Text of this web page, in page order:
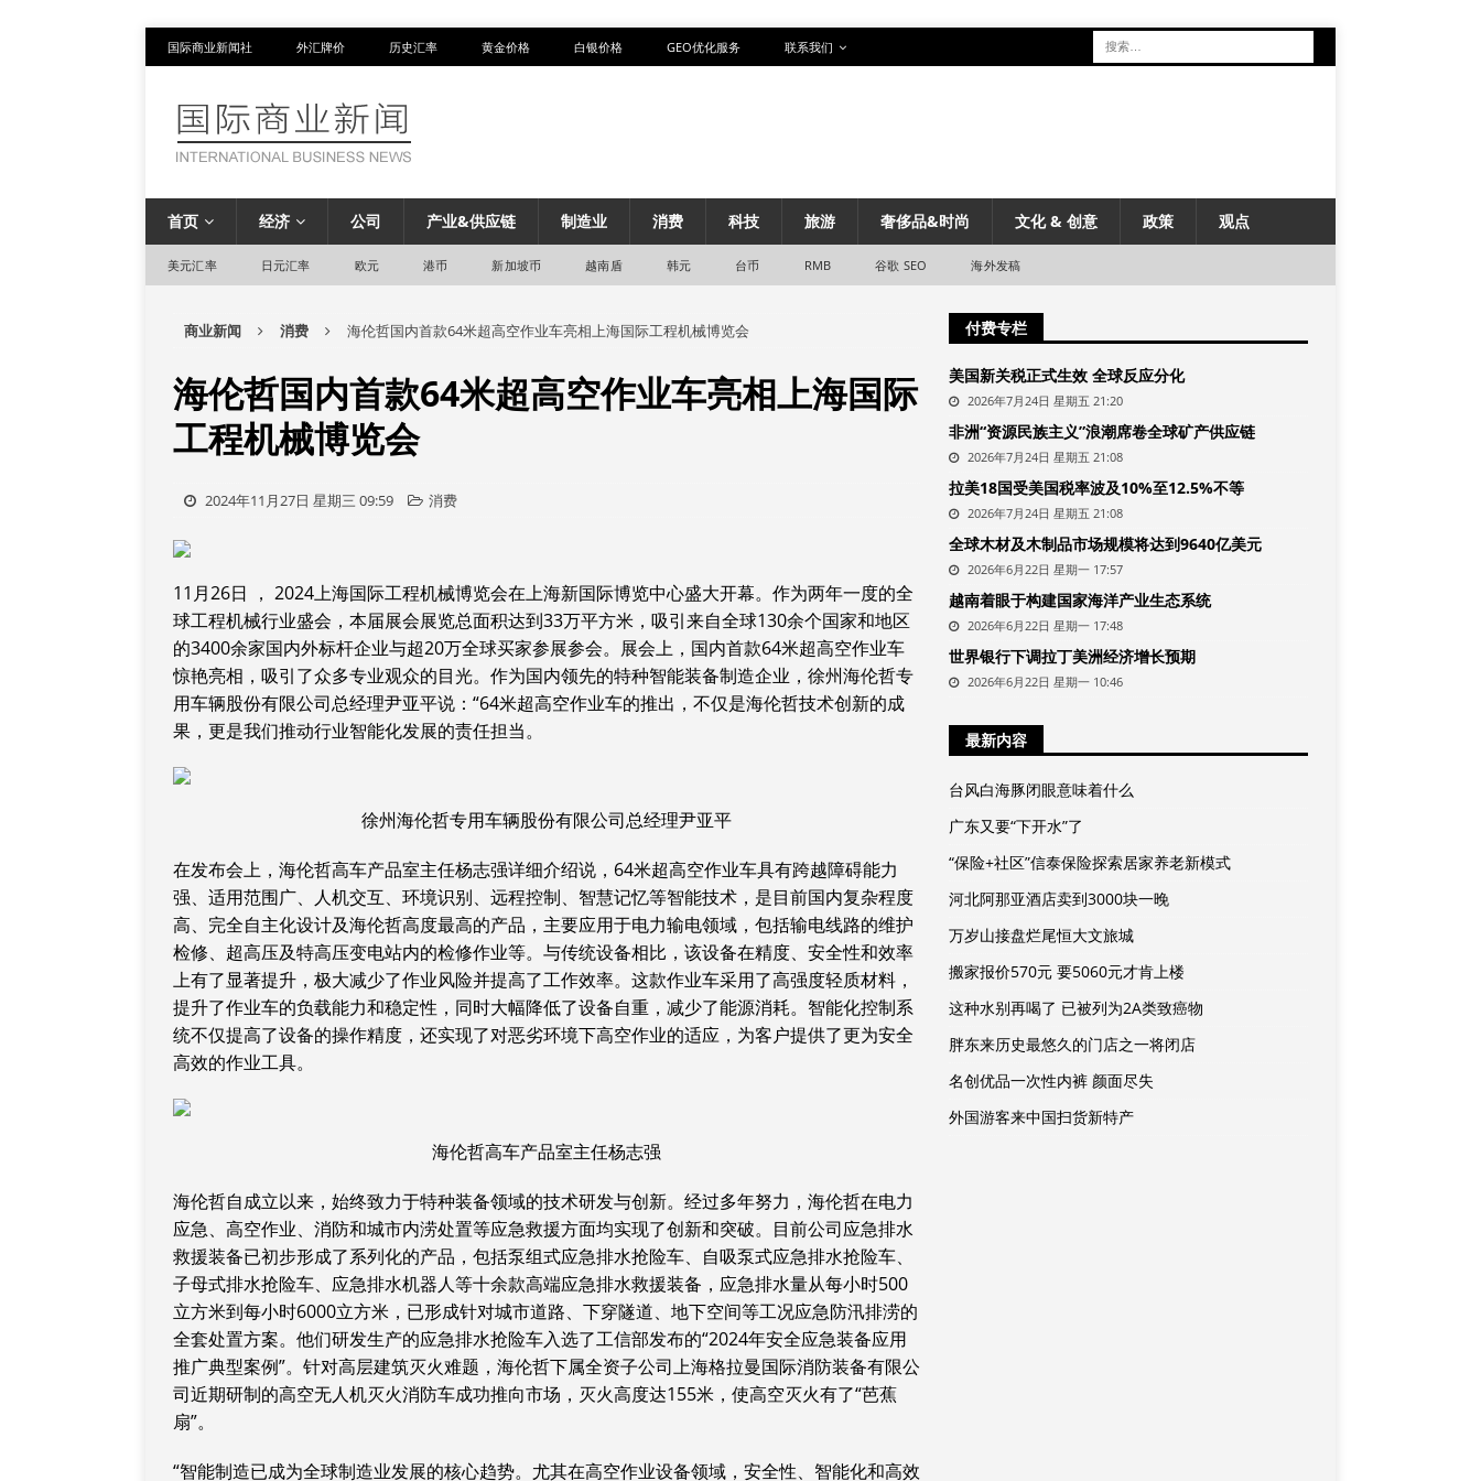
国际商业新闻社 外汇牌价 历史汇率 黄金价格 白银价格 GEO优化服务 联系我们
首页 经济 公司 产业&供应链 制造业 消费 科技 旅游 奢侈品&时尚 文化 & 创意 政策 观点
美元汇率 日元汇率 欧元 港币 新加坡币 越南盾 韩元 台币 RMB 谷歌 SEO 海外发稿
商业新闻 消费 海伦哲国内首款64米超高空作业车亮相上海国际工程机械博览会
海伦哲国内首款64米超高空作业车亮相上海国际
工程机械博览会
2024年11月27日 星期三 09:59 消费
11月26日 ， 2024上海国际工程机械博览会在上海新国际博览中心盛大开幕。作为两年一度的全
球工程机械行业盛会，本届展会展览总面积达到33万平方米，吸引来自全球130余个国家和地区
的3400余家国内外标杆企业与超20万全球买家参展参会。展会上，国内首款64米超高空作业车
惊艳亮相，吸引了众多专业观众的目光。作为国内领先的特种智能装备制造企业，徐州海伦哲专
用车辆股份有限公司总经理尹亚平说：“64米超高空作业车的推出，不仅是海伦哲技术创新的成
果，更是我们推动行业智能化发展的责任担当。
徐州海伦哲专用车辆股份有限公司总经理尹亚平
在发布会上，海伦哲高车产品室主任杨志强详细介绍说，64米超高空作业车具有跨越障碍能力
强、适用范围广、人机交互、环境识别、远程控制、智慧记忆等智能技术，是目前国内复杂程度
高、完全自主化设计及海伦哲高度最高的产品，主要应用于电力输电领域，包括输电线路的维护
检修、超高压及特高压变电站内的检修作业等。与传统设备相比，该设备在精度、安全性和效率
上有了显著提升，极大减少了作业风险并提高了工作效率。这款作业车采用了高强度轻质材料，
提升了作业车的负载能力和稳定性，同时大幅降低了设备自重，减少了能源消耗。智能化控制系
统不仅提高了设备的操作精度，还实现了对恶劣环境下高空作业的适应，为客户提供了更为安全
高效的作业工具。
海伦哲高车产品室主任杨志强
海伦哲自成立以来，始终致力于特种装备领域的技术研发与创新。经过多年努力，海伦哲在电力
应急、高空作业、消防和城市内涝处置等应急救援方面均实现了创新和突破。目前公司应急排水
救援装备已初步形成了系列化的产品，包括泵组式应急排水抢险车、自吸泵式应急排水抢险车、
子母式排水抢险车、应急排水机器人等十余款高端应急排水救援装备，应急排水量从每小时500
立方米到每小时6000立方米，已形成针对城市道路、下穿隧道、地下空间等工况应急防汛排涝的
全套处置方案。他们研发生产的应急排水抢险车入选了工信部发布的“2024年安全应急装备应用
推广典型案例”。针对高层建筑灭火难题，海伦哲下属全资子公司上海格拉曼国际消防装备有限公
司近期研制的高空无人机灭火消防车成功推向市场，灭火高度达155米，使高空灭火有了“芭蕉
扇”。
“智能制造已成为全球制造业发展的核心趋势。尤其在高空作业设备领域，安全性、智能化和高效
付费专栏
美国新关税正式生效 全球反应分化
2026年7月24日 星期五 21:20
非洲“资源民族主义”浪潮席卷全球矿产供应链
2026年7月24日 星期五 21:08
拉美18国受美国税率波及10%至12.5%不等
2026年7月24日 星期五 21:08
全球木材及木制品市场规模将达到9640亿美元
2026年6月22日 星期一 17:57
越南着眼于构建国家海洋产业生态系统
2026年6月22日 星期一 17:48
世界银行下调拉丁美洲经济增长预期
2026年6月22日 星期一 10:46
最新内容
台风白海豚闭眼意味着什么
广东又要“下开水”了
“保险+社区”信泰保险探索居家养老新模式
河北阿那亚酒店卖到3000块一晚
万岁山接盘烂尾恒大文旅城
搬家报价570元 要5060元才肯上楼
这种水别再喝了 已被列为2A类致癌物
胖东来历史最悠久的门店之一将闭店
名创优品一次性内裤 颜面尽失
外国游客来中国扫货新特产